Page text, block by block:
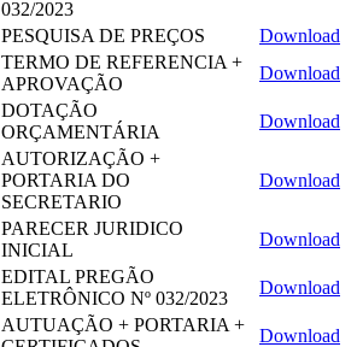
032/2023
PESQUISA DE PREÇOS
Download
TERMO DE REFERENCIA +
APROVAÇÃO
Download
DOTAÇÃO
ORÇAMENTÁRIA
Download
AUTORIZAÇÃO +
PORTARIA DO
SECRETARIO
Download
PARECER JURIDICO
INICIAL
Download
EDITAL PREGÃO
ELETRÔNICO Nº 032/2023
Download
AUTUAÇÃO + PORTARIA +
Download